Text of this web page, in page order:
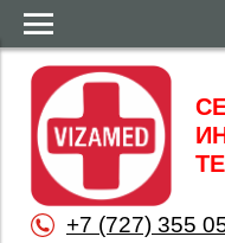
+7 (727) 355